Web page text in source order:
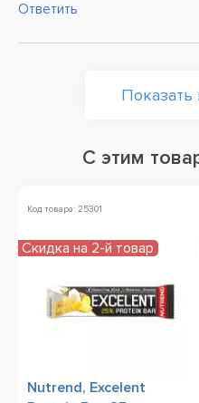
Ответить
Показать
С этим
Код товара: 25301
Nutrend, Excelent
Скидка на 2-й товар